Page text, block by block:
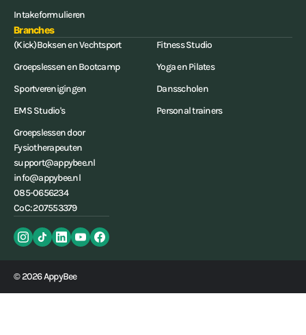
Intakeformulieren
Branches
(Kick)Boksen en Vechtsport
Fitness Studio
Groepslessen en Bootcamp
Yoga en Pilates
Sportverenigingen
Dansscholen
EMS Studio's
Personal trainers
Groepslessen door
Fysiotherapeuten
support@appybee.nl
info@appybee.nl
085-0656234
CoC: 207553379
© 2026 AppyBee